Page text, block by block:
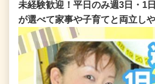
未経験歓迎！平日のみ週3日・1
が選べて家事や子育てと両立しや